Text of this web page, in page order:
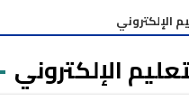
الإلكتروني
الإلكتروني